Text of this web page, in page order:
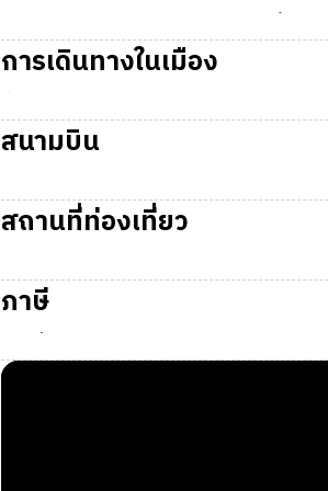
ส่วนในฤดูร้อน (Summer) มีอากาศสดชื่น มีอุ
การเดินทางในเมือง
ทางเชื่อมกับ Detroit และเมืองใหญ่ทางตอนใ
สนามบิน
สถานที่ท่องเที่ยว
Treetops Resort & Otsego Resort:
Call of the Wild Museum:
Gaylord Alpenfest:
ภาษี